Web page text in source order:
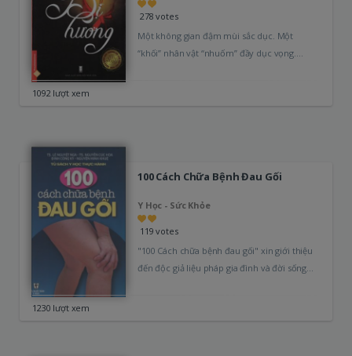
278 votes
Một không gian đậm mùi sắc dục. Một
“khối” nhân vật “nhuốm” đầy dục vọng.
1092 lượt xem
100 Cách Chữa Bệnh Đau Gối
Y Học - Sức Khỏe
119 votes
"100 Cách chữa bệnh đau gối" xin giới thiệu
đến độc giả liệu pháp gia đình và đời sống
1230 lượt xem